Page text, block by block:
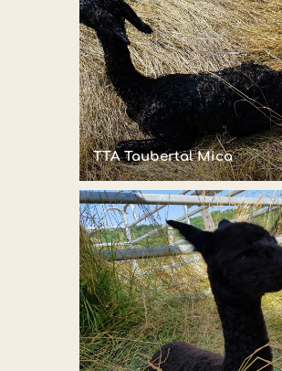
TTA Taubertal Mica